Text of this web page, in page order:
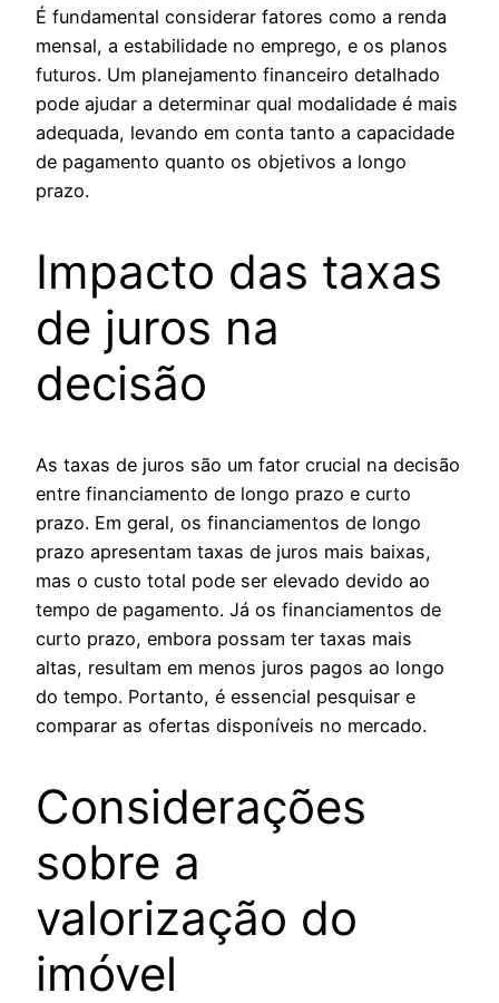
É fundamental considerar fatores como a renda
mensal, a estabilidade no emprego, e os planos
futuros. Um planejamento financeiro detalhado
pode ajudar a determinar qual modalidade é mais
adequada, levando em conta tanto a capacidade
de pagamento quanto os objetivos a longo
prazo.
Impacto das taxas
de juros na
decisão
As taxas de juros são um fator crucial na decisão
entre financiamento de longo prazo e curto
prazo. Em geral, os financiamentos de longo
prazo apresentam taxas de juros mais baixas,
mas o custo total pode ser elevado devido ao
tempo de pagamento. Já os financiamentos de
curto prazo, embora possam ter taxas mais
altas, resultam em menos juros pagos ao longo
do tempo. Portanto, é essencial pesquisar e
comparar as ofertas disponíveis no mercado.
Considerações
sobre a
valorização do
imóvel